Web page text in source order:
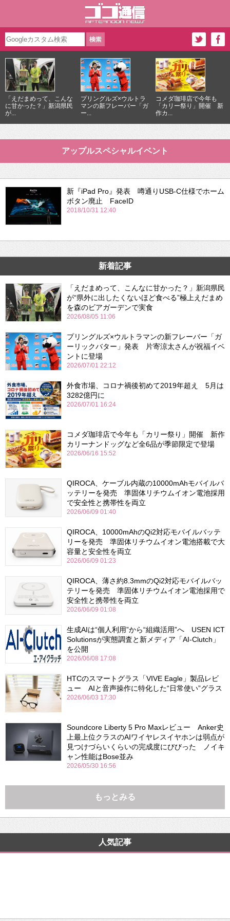
「えだまめって、こんな
に甘かった？」新潟県民
が...
プリングルズ×ウルトラ
マンの新フレーバー「ガ
ー...
コメダ珈琲店で今年も
「カリー祭り」開催 新
作カ...
アップルスペシャルイベント
新『iPad Pro』発表 噂通りUSB-C仕様でホーム
ボタン廃止 FaceID
2018/10/31 12:40
新着記事
「えだまめって、こんなに甘かった？」新潟県民
が“県外に出したくないほど食べる”極上えだまめ
を森のビアガーデンで実食
2026/08/05 11:06
プリングルズ×ウルトラマンの新フレーバー「ガ
ーリックバター」発表 片寄涼太さんが祝福イベ
ントに登場
2026/07/01 22:12
外食市場、コロナ禍後初めて2019年超え 5月は
3282億円に
2026/07/01 16:24
コメダ珈琲店で今年も「カリー祭り」開催 新作
カリーナンドッグなど全6品が季節限定で登場
2026/06/16 15:52
QIROCA、ケーブル内蔵の10000mAhモバイルバ
ッテリーを発売 準固体リチウムイオン電池採用
で安全性と携帯性を両立
2026/06/09 01:40
QIROCA、10000mAhのQi2対応モバイルバッテ
リーを発売 準固体リチウムイオン電池搭載で大
容量と安全性を両立
2026/06/09 01:23
QIROCA、薄さ約8.3mmのQi2対応モバイルバッ
テリーを発売 準固体リチウムイオン電池採用で
安全性と携帯性を両立
2026/06/09 01:08
生成AIは“個人利用”から“組織活用”へ USEN ICT
Solutionsが実態調査と新メディア「AI-Clutch」
を公開
2026/06/08 17:08
HTCのスマートグラス「VIVE Eagle」製品レビ
ュー AIと音声操作に特化した“日常使い”グラス
2026/06/03 17:30
Soundcore Liberty 5 Pro Maxレビュー Anker史
上最上位クラスのAIワイヤレスイヤホンは弱点が
見つけづらいくらいの完成度にびびった ノイキ
ャン性能はBose並み
2026/05/30 16:56
もっとみる
人気記事